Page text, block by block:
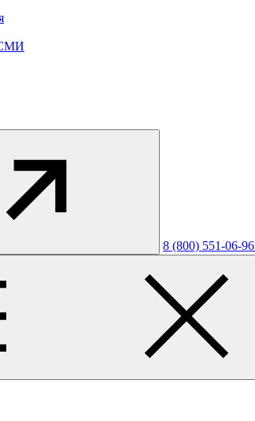
8 (800) 551-06-96